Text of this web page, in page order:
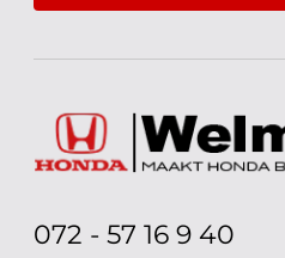
072 - 57 16 9 40